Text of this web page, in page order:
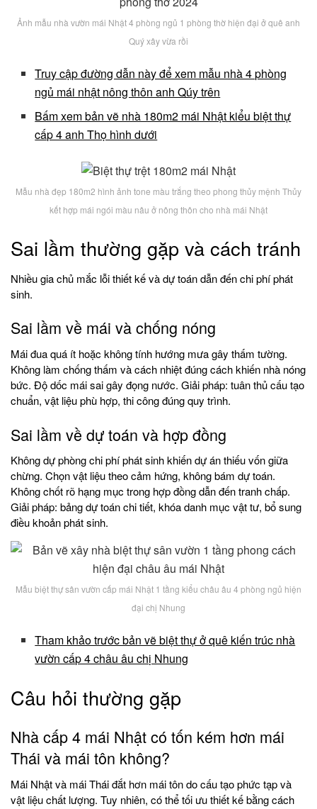
Ảnh mẫu nhà vườn mái Nhật 4 phòng ngủ 1 phòng thờ hiện đại ở quê anh
Quý xây vừa rồi
Truy cập đường dẫn này để xem mẫu nhà 4 phòng
ngủ mái nhật nông thôn anh Qúy trên
Bấm xem bản vẽ nhà 180m2 mái Nhật kiểu biệt thự
cấp 4 anh Thọ hình dưới
Mẫu nhà đẹp 180m2 hình ảnh tone màu trắng theo phong thủy mệnh Thủy
kết hợp mái ngói màu nâu ở nông thôn cho nhà mái Nhật
Sai lầm thường gặp và cách tránh
Nhiều gia chủ mắc lỗi thiết kế và dự toán dẫn đến chi phí phát
sinh.
Sai lầm về mái và chống nóng
Mái đua quá ít hoặc không tính hướng mưa gây thấm tường.
Không làm chống thấm và cách nhiệt đúng cách khiến nhà nóng
bức. Độ dốc mái sai gây đọng nước. Giải pháp: tuân thủ cấu tạo
chuẩn, vật liệu phù hợp, thi công đúng quy trình.
Sai lầm về dự toán và hợp đồng
Không dự phòng chi phí phát sinh khiến dự án thiếu vốn giữa
chừng. Chọn vật liệu theo cảm hứng, không bám dự toán.
Không chốt rõ hạng mục trong hợp đồng dẫn đến tranh chấp.
Giải pháp: bảng dự toán chi tiết, khóa danh mục vật tư, bổ sung
điều khoản phát sinh.
Mẫu biệt thự sân vườn cấp mái Nhật 1 tầng kiểu châu âu 4 phòng ngủ hiện
đại chị Nhung
Tham khảo trước bản vẽ biệt thự ở quê kiến trúc nhà
vườn cấp 4 châu âu chị Nhung
Câu hỏi thường gặp
Nhà cấp 4 mái Nhật có tốn kém hơn mái
Thái và mái tôn không?
Mái Nhật và mái Thái đắt hơn mái tôn do cấu tạo phức tạp và
vật liệu chất lượng. Tuy nhiên, có thể tối ưu thiết kế bằng cách